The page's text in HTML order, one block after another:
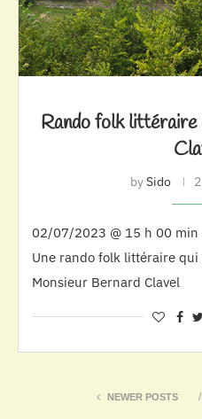
Rando folk littéraire
bySido
02/07/2023 @ 15 h 00 min
Une rando folk littéraire qui
Monsieur Bernard Clavel
NEWER POSTS